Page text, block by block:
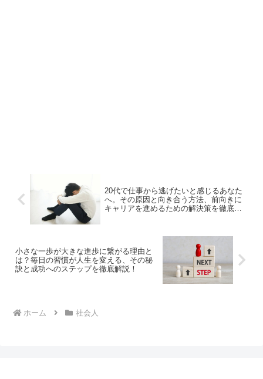
20代で仕事から逃げたいと感じるあなた
へ。その原因と向き合う方法、前向きに
キャリアを進めるための解決策を徹底解
小さな一歩が大きな進歩に繋がる理由と
は？毎日の習慣が人生を変える、その秘
訣と成功へのステップを徹底解説！
ホーム 社会人